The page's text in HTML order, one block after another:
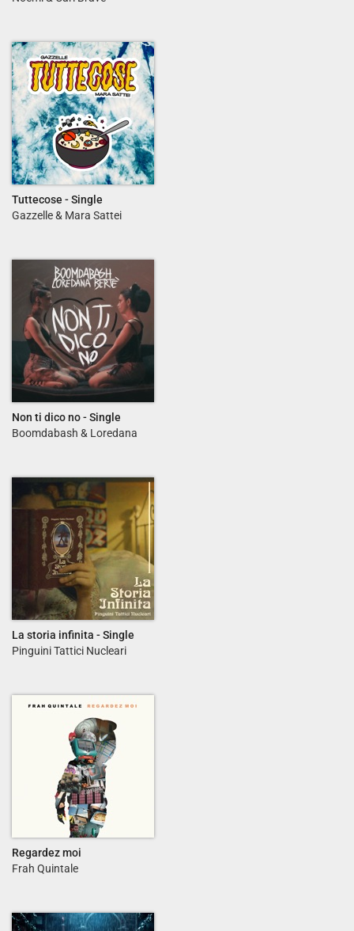
Tuttecose - Single
Gazzelle & Mara Sattei
Non ti dico no - Single
Boomdabash & Loredana
La storia infinita - Single
Pinguini Tattici Nucleari
Regardez moi
Frah Quintale